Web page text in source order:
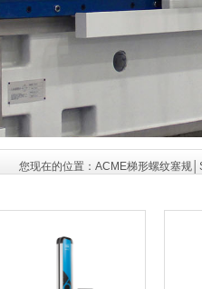
您现在的位置： ACME梯形螺纹塞规